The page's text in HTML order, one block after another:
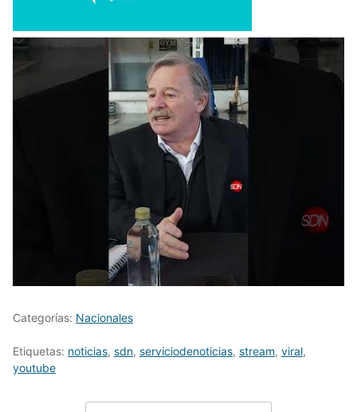
Categorías: Nacionales
Etiquetas: noticias, sdn, serviciodenoticias, stream, viral,
youtube